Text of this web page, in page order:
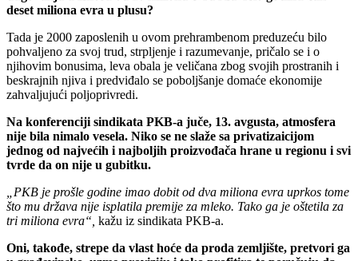
deset miliona evra u plusu?
Tada je 2000 zaposlenih u ovom prehrambenom preduzeću bilo
pohvaljeno za svoj trud, strpljenje i razumevanje, pričalo se i o
njihovim bonusima, leva obala je veličana zbog svojih prostranih i
beskrajnih njiva i predviđalo se poboljšanje domaće ekonomije
zahvaljujući poljoprivredi.
Na konferenciji sindikata PKB-a juče, 13. avgusta, atmosfera
nije bila nimalo vesela. Niko se ne slaže sa privatizaicijom
jednog od najvećih i najboljih proizvođača hrane u regionu i svi
tvrde da on nije u gubitku.
„PKB je prošle godine imao dobit od dva miliona evra uprkos tome
što mu država nije isplatila premije za mleko. Tako ga je oštetila za
tri miliona evra“, kažu iz sindikata PKB-a.
Oni, takođe, strepe da vlast hoće da proda zemljište, pretvori ga